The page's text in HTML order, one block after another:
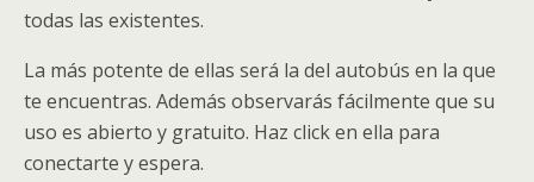
todas las existentes.
La más potente de ellas será la del autobús en la que
te encuentras. Además observarás fácilmente que su
uso es abierto y gratuito. Haz click en ella para
conectarte y espera.